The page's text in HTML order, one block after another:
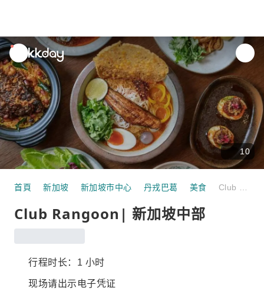
unread
notifications
10
首頁 新加坡 新加坡市中心 丹戎巴葛 美食
Club Rangoon| 新加坡中部
行程时长：1 小时
现场请出示电子凭证